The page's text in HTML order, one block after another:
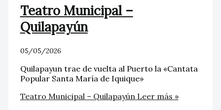
Teatro Municipal –
Quilapayún
05/05/2026
Quilapayun trae de vuelta al Puerto la «Cantata
Popular Santa María de Iquique»
Teatro Municipal – Quilapayún Leer más »